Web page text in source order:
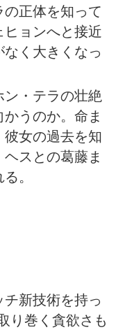
正体を知って
ョンへと接近
く大きくなっ
ン・テラの壮絶
うのか。命ま
女の過去を知
スとの葛藤ま
。
新技術を持っ
り巻く貪欲さも